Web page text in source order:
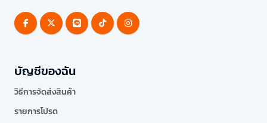
บัญชีของฉัน
วิธีการจัดส่งสินค้า
รายการโปรด